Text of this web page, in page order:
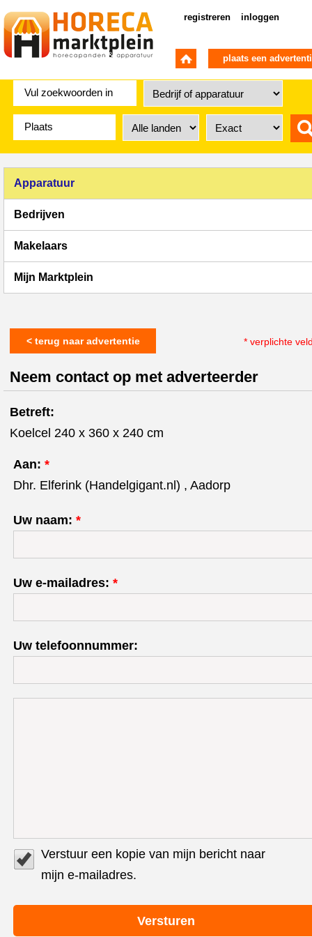
registreren inloggen
plaats een
Apparatuur
Bedrijven
Makelaars
Mijn Marktplein
< terug naar advertentie * verplichte
Neem contact op met adverteerder
Betreft:
Koelcel 240 x 360 x 240 cm
Aan: *
Dhr. Elferink (Handelgigant.nl) , Aadorp
Uw naam: *
Uw e-mailadres: *
Uw telefoonnummer:
Verstuur een kopie van mijn bericht naar
mijn e-mailadres.